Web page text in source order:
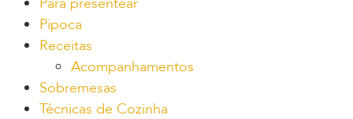
Pipoca
Receitas
Acompanhamentos
Sobremesas
Técnicas de Cozinha